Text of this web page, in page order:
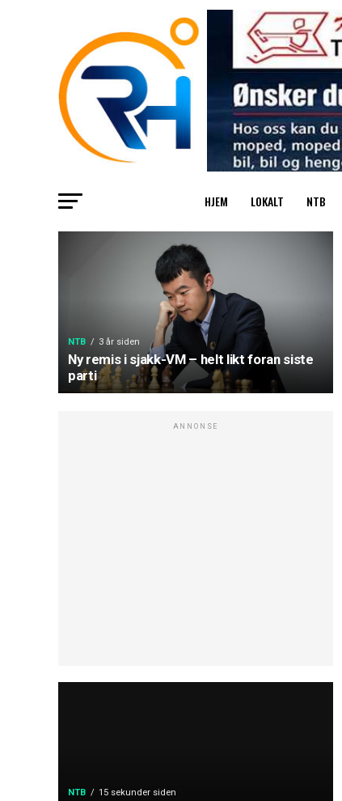
HJEM LOKALT NTB
NTB 3 år siden
Ny remis i sjakk-VM – helt likt foran siste
parti
ANNONSE
NTB 15 sekunder siden